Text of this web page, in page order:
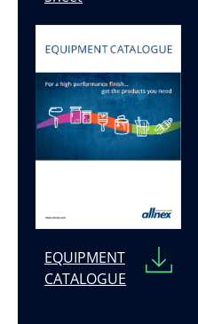
EQUIPMENT
CATALOGUE